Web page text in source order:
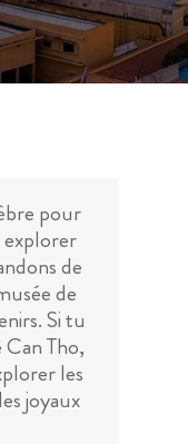
pour
explorer
de
de
Si tu
Tho,
les
joyaux